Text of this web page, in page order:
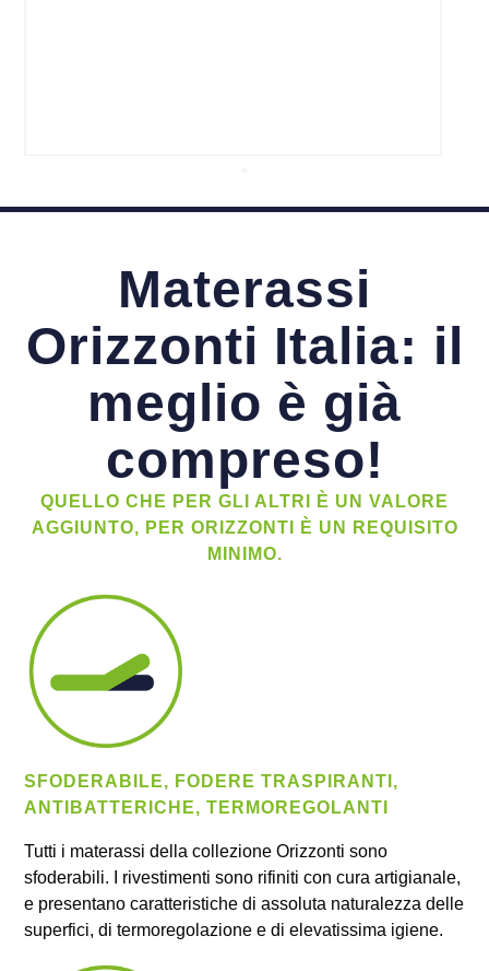
Materassi
Orizzonti Italia: il
meglio è già
compreso!
QUELLO CHE PER GLI ALTRI È UN VALORE
AGGIUNTO, PER ORIZZONTI È UN REQUISITO
MINIMO.
SFODERABILE, FODERE TRASPIRANTI,
ANTIBATTERICHE, TERMOREGOLANTI
Tutti i materassi della collezione Orizzonti sono
sfoderabili. I rivestimenti sono rifiniti con cura artigianale,
e presentano caratteristiche di assoluta naturalezza delle
superfici, di termoregolazione e di elevatissima igiene.